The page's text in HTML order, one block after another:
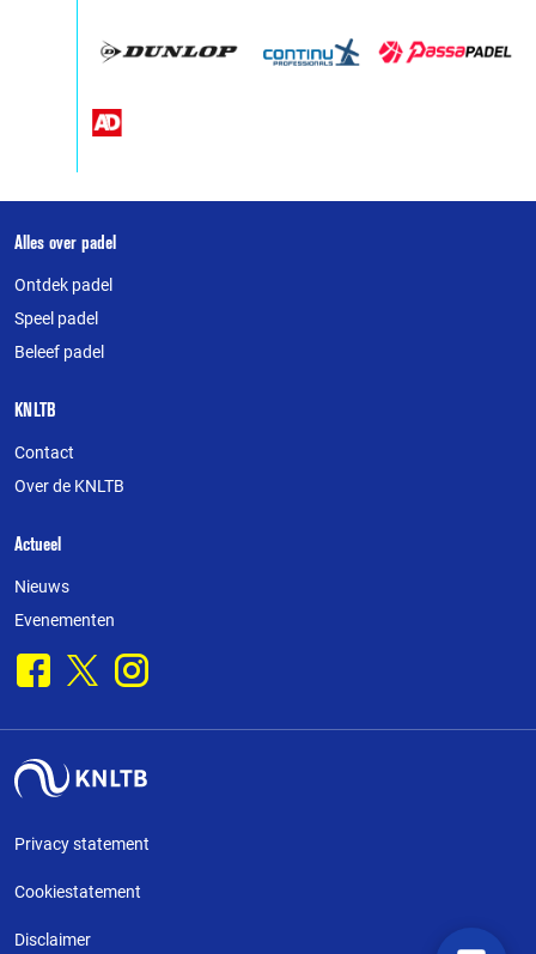
Over
deze
website
Alles over padel
Ontdek padel
Speel padel
Beleef padel
KNLTB
Contact
Over de KNLTB
Actueel
Nieuws
Evenementen
Facebook
X Instagram
Privacy statement
Cookiestatement
Disclaimer